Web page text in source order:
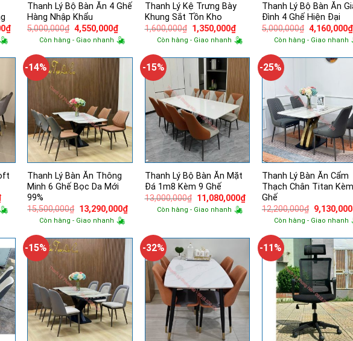
₫Giá
14,300,000₫.
Thanh Lý Bộ Bàn Ăn 4 Ghế
Hàng Nhập Khẩu
5,000,000₫ Giá
gốc
là:
4,550,000₫Giá
hiện
tại
4,550,000₫.
Còn hàng - Giao nhanh
Thanh Lý Kệ Trưng Bày
Khung Sắt Tồn Kho
1,600,000₫ Giá
gốc
là:
1,350,000₫Giá
hiện
tại
1,350,000₫.
Còn hàng - Giao nhanh
Thanh Lý Bộ Bàn Ăn
Đình 4 Ghế Hiện Đại
5,000,000₫ Giá
gốc
là:
4,160,000₫
Còn hàng - Giao nhanh
Giá
hiện
tại
-14%
Thanh Lý Bàn Ăn Thông
Minh 6 Ghế Bọc Da Mới
99%
15,500,000₫ Giá
gốc
là:
13,290,000₫Giá
13,290,000₫.
Còn hàng - Giao nhanh
-15%
Thanh Lý Bộ Bàn Ăn Mặt
Đá 1m8 Kèm 9 Ghế
13,000,000₫ Giá
gốc
là:
11,080,000₫Giá
hiện
Còn hàng - Giao nhanh
-25%
Thanh Lý Bàn Ăn Cẩm
Thạch Chân Titan
Ghế
12,200,000₫ Giá
gốc
là:
9,130,000
Còn hàng - Giao nhanh
-15% -32% -11%